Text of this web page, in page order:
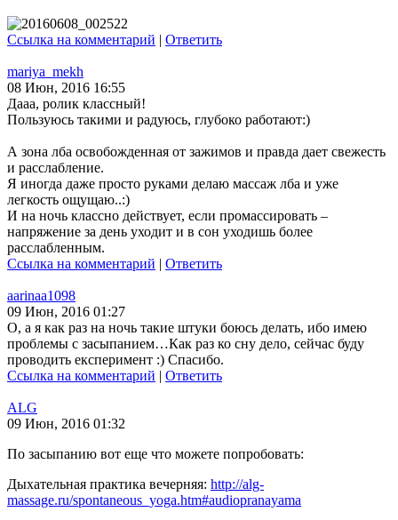
Ссылка на комментарий | Ответить
mariya_mekh
08 Июн, 2016 16:55
Дааа, ролик классный!
Пользуюсь такими и радуюсь, глубоко работают:)
А зона лба освобожденная от зажимов и правда дает свежесть
и расслабление.
Я иногда даже просто руками делаю массаж лба и уже
легкость ощущаю..:)
И на ночь классно действует, если промассировать –
напряжение за день уходит и в сон уходишь более
расслабленным.
Ссылка на комментарий | Ответить
aarinaa1098
09 Июн, 2016 01:27
О, а я как раз на ночь такие штуки боюсь делать, ибо имею
проблемы с засыпанием…Как раз ко сну дело, сейчас буду
проводить експеримент :) Спасибо.
Ссылка на комментарий | Ответить
ALG
09 Июн, 2016 01:32
По засыпанию вот еще что можете попробовать:
Дыхательная практика вечерняя: http://alg-
massage.ru/spontaneous_yoga.htm#audiopranayama